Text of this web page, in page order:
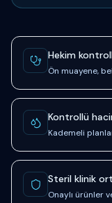
Güven ve süreç
Hekim
Ön muayene,
Kontrollü
Kademeli
Steril klinik
Onaylı ürünler